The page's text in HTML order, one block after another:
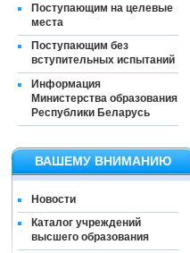
Поступающим на целевые
места
Поступающим без
вступительных испытаний
Информация
Министерства образования
Республики Беларусь
ВАШЕМУ ВНИМАНИЮ
Новости
Каталог учреждений
высшего образования